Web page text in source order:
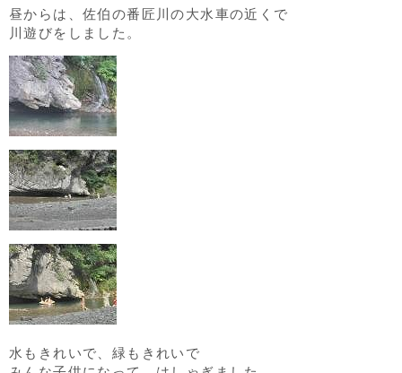
昼からは、佐伯の番匠川の大水車の近くで
川遊びをしました。
水もきれいで、緑もきれいで